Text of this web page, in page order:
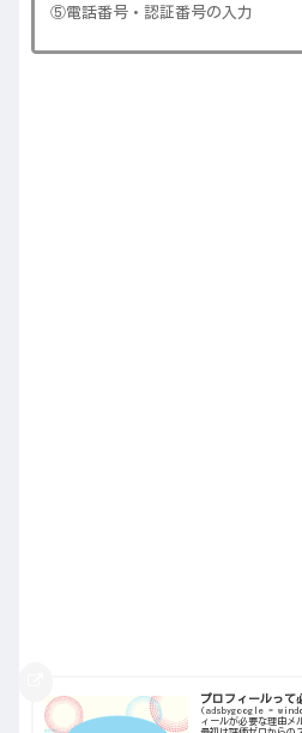
⑤電話番号・認証番号の入力
プロフィールって
(adsbygoogle =
ィールが必要な理由メ